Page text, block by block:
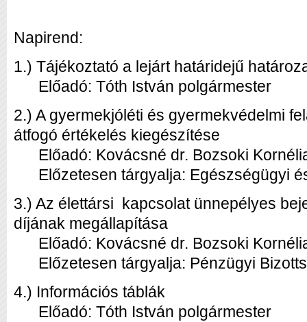
Napirend:
1.) Tájékoztató a lejárt határidejű
Előadó: Tóth István polgármester
2.) A gyermekjóléti és gyermekvédelmi
átfogó értékelés kiegészítése
Előadó: Kovácsné dr. Bozsoki
Előzetesen tárgyalja: Egészségügyi
3.) Az élettársi kapcsolat ünnepélyes
díjának megállapítása
Előadó: Kovácsné dr. Bozsoki
Előzetesen tárgyalja: Pénzügyi
4.) Információs táblák
Előadó: Tóth István polgármester